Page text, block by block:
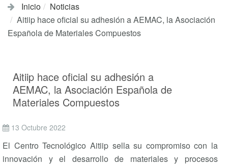
Inicio
Noticias
Aitiip hace oficial su adhesión a AEMAC, la Asociación
Española de Materiales Compuestos
Aitiip hace oficial su adhesión a
AEMAC, la Asociación Española de
Materiales Compuestos
13 Octubre 2022
El Centro Tecnológico Aitiip sella su compromiso con la
innovación y el desarrollo de materiales y procesos